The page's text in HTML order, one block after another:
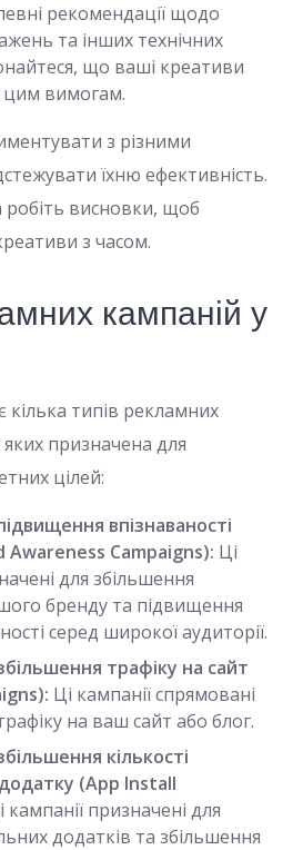
рекомендації щодо
та інших технічних
що ваші креативи
цим вимогам.
з різними
їхню ефективність.
робіть висновки, щоб
з часом.
кампаній у
типів рекламних
призначена для
цілей:
впізнаваності
Awareness Campaigns): Ці
для збільшення
бренду та підвищення
серед широкої аудиторії.
трафіку на сайт
Ці кампанії спрямовані
на ваш сайт або блог.
кількості
(App Install
кампанії призначені для
додатків та збільшення